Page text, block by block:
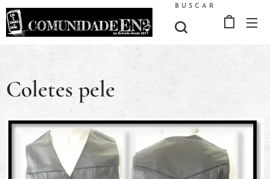
BUSCAR
Coletes pele